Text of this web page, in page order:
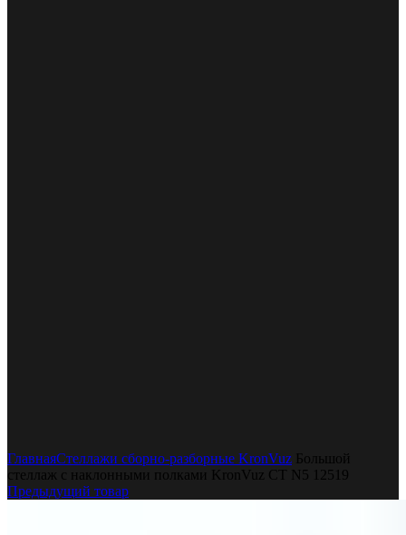
ГлавнаяСтеллажи сборно-разборные KronVuz Большой
стеллаж с наклонными полками KronVuz СТ N5 12519
Предыдущий товар